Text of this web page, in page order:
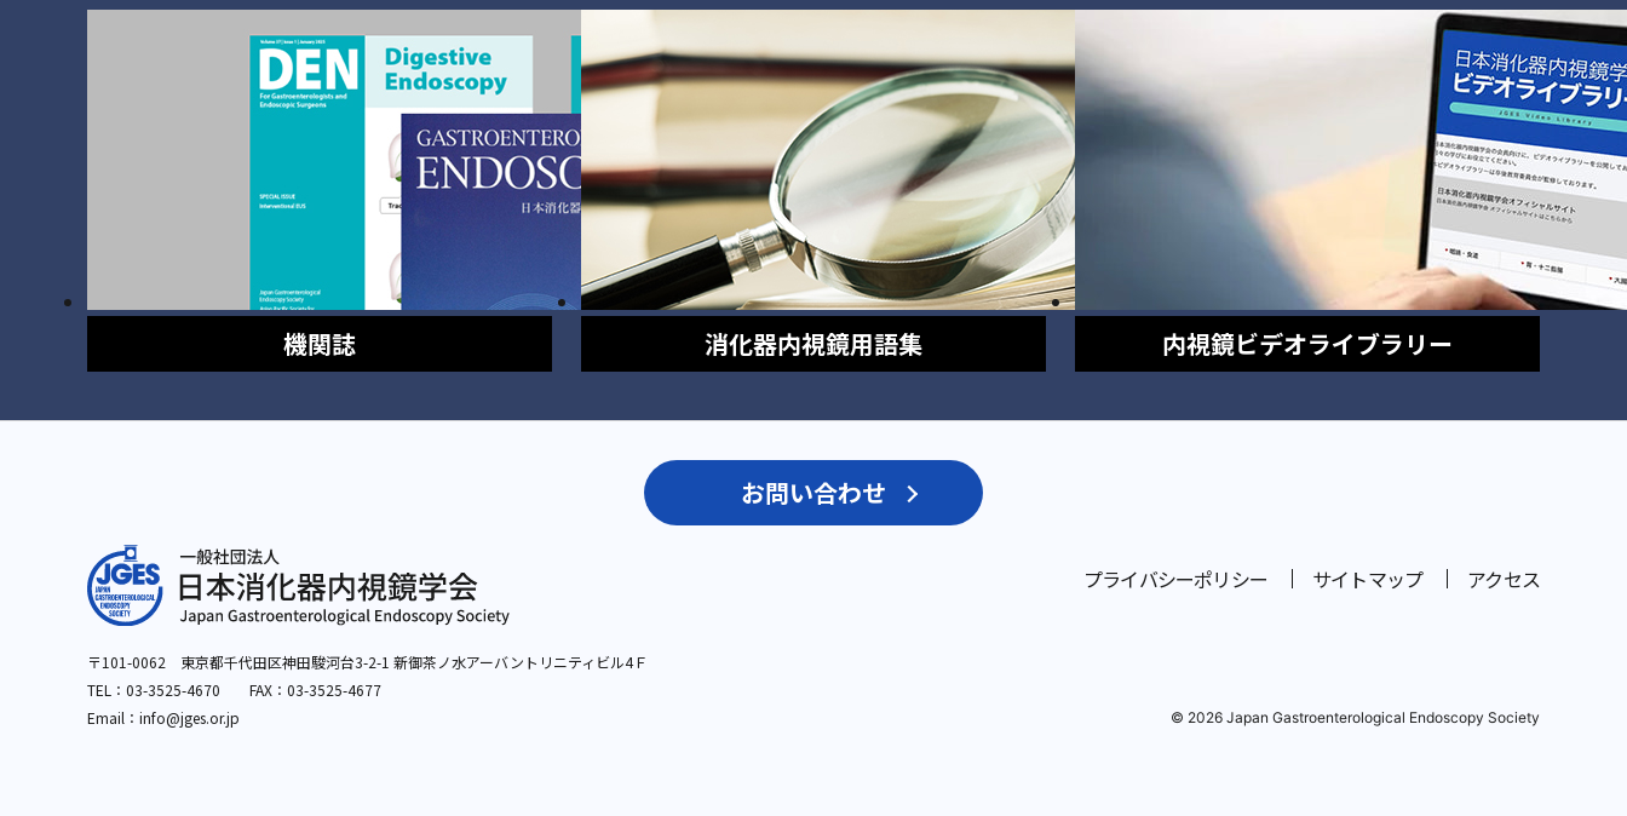
機関誌 消化器内視鏡用語集 内視鏡ビデオライブラリー
お問い合わせ
〒101-0062 東京都千代田区神田駿河台3-2-1 新御茶ノ水アーバントリニティビル4Ｆ
TEL： 03-3525-4670 FAX：03-3525-4677
Email：info@jges.or.jp
プライバシーポリシー サイトマップ アクセス
© 2026 Japan Gastroenterological Endoscopy Society